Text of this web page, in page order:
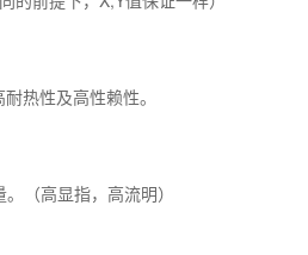
热性及高性赖性。
（高显指，高流明）